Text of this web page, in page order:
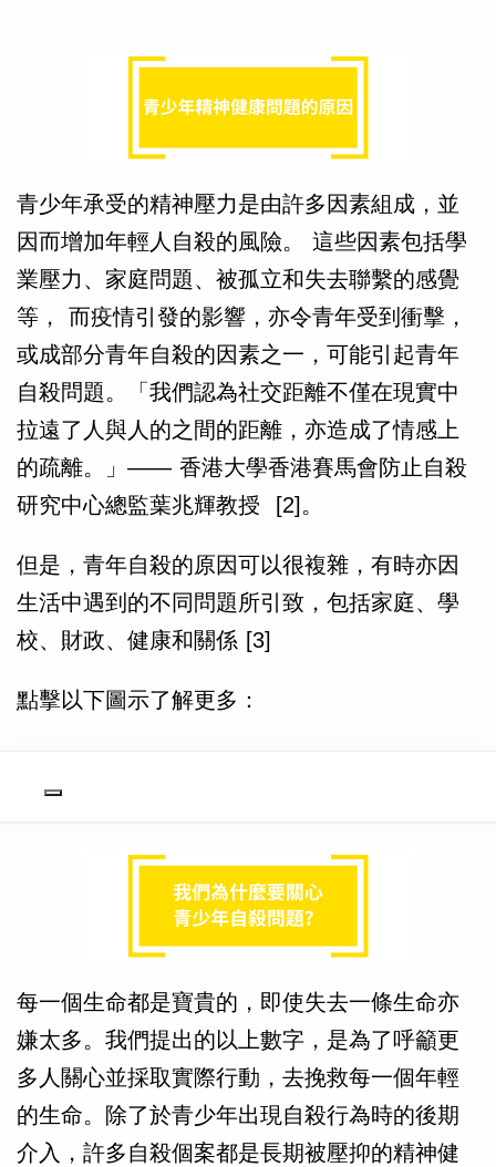
青少年承受的精神壓力是由許多因素組成，並
因而增加年輕人自殺的風險。 這些因素包括學
業壓力、家庭問題、被孤立和失去聯繫的感覺
等， 而疫情引發的影響，亦令青年受到衝擊，
或成部分青年自殺的因素之一，可能引起青年
自殺問題。「我們認為社交距離不僅在現實中
拉遠了人與人的之間的距離，亦造成了情感上
的疏離。」—— 香港大學香港賽馬會防止自殺
研究中心總監葉兆輝教授 [2]。
但是， 青年自殺的原因可以很複雜，有時亦因
生活中遇到的不同問題所引致，包括家庭、學
校、財政、健康和關係 [3]
點擊以下圖示了解更多：
每一個生命都是寶貴的，即使失去一條生命亦
嫌太多。我們提出的以上數字，是為了呼籲更
多人關心並採取實際行動，去挽救每一個年輕
的生命。除了於青少年出現自殺行為時的後期
介入，許多自殺個案都是長期被壓抑的精神健